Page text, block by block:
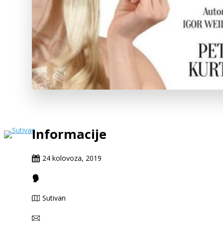
Informacije
24 kolovoza, 2019
Sutivan